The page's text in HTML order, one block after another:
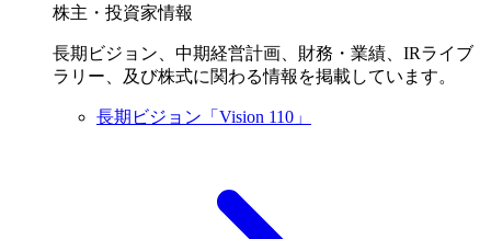
株主・投資家情報
長期ビジョン、中期経営計画、財務・業績、IRライブ
ラリー、及び株式に関わる情報を掲載しています。
長期ビジョン「Vision 110」